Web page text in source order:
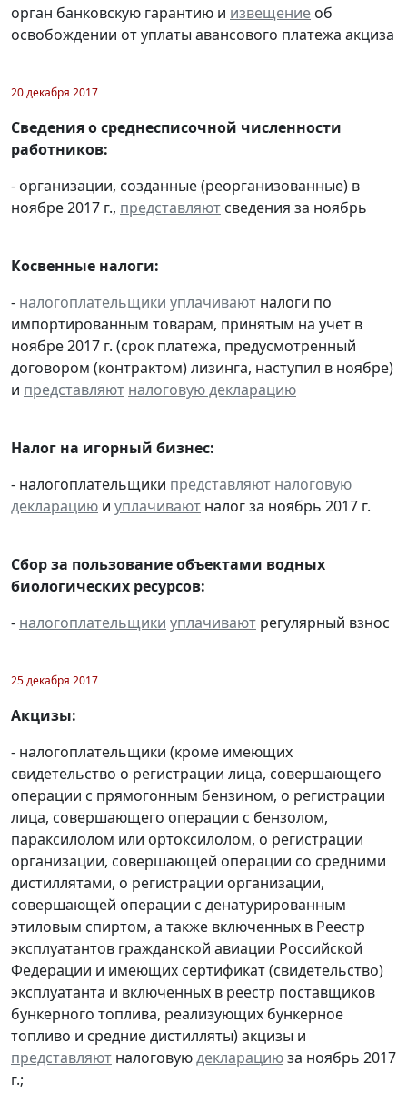
орган банковскую гарантию и извещение об
освобождении от уплаты авансового платежа акциза
20 декабря 2017
Сведения о среднесписочной численности
работников:
- организации, созданные (реорганизованные) в
ноябре 2017 г., представляют сведения за ноябрь
Косвенные налоги:
- налогоплательщики уплачивают налоги по
импортированным товарам, принятым на учет в
ноябре 2017 г. (срок платежа, предусмотренный
договором (контрактом) лизинга, наступил в ноябре)
и представляют налоговую декларацию
Налог на игорный бизнес:
- налогоплательщики представляют налоговую
декларацию и уплачивают налог за ноябрь 2017 г.
Сбор за пользование объектами водных
биологических ресурсов:
- налогоплательщики уплачивают регулярный взнос
25 декабря 2017
Акцизы:
- налогоплательщики (кроме имеющих
свидетельство о регистрации лица, совершающего
операции с прямогонным бензином, о регистрации
лица, совершающего операции с бензолом,
параксилолом или ортоксилолом, о регистрации
организации, совершающей операции со средними
дистиллятами, о регистрации организации,
совершающей операции с денатурированным
этиловым спиртом, а также включенных в Реестр
эксплуатантов гражданской авиации Российской
Федерации и имеющих сертификат (свидетельство)
эксплуатанта и включенных в реестр поставщиков
бункерного топлива, реализующих бункерное
топливо и средние дистилляты) акцизы и
представляют налоговуюдекларациюза ноябрь 2017
г.;